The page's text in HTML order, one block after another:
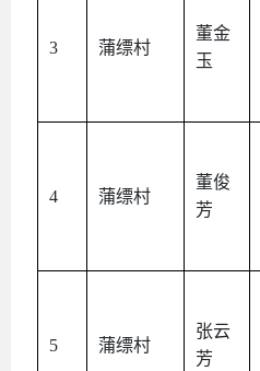
3 蒲缥村
董金
玉
4 蒲缥村
董俊
芳
5 蒲缥村
张云
芳